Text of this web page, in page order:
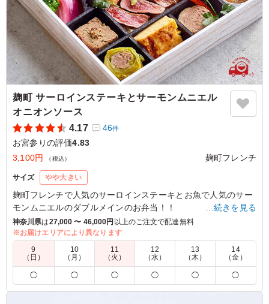
5.0
非常に華やかで、見た目でまず美味しいお料理です。大人
数でシェアしても十分な量で、老若男女皆んなで美味しく
いただけると思います。お寿司も勿論ですが、各種おかず
も一つ一つの仕事が丁寧にされており、お店でいただいて
いるお味がそのまま詰め込まれているようでした。30代の
夫婦と50-60代の親世代でいただきました。 皆大満足で、
またのお祝いの席ではまたお願いしたいと考えておりま
ご利用シーン： お祝い
神奈川県川崎市川崎区浜町
麹町 サーロインステーキとサーモンムニエル
オニオンソース
4.17
46件
お宮参りの評価4.83
3,100円
（税込） 麹町フレンチ
サイズ やや大きい
麹町フレンチで人気のサーロインステーキとお魚で人気のサー
モンムニエルのダブルメインのお弁当！！
たくさんの副菜・デザートも全て自家製で、コース料理をご堪
能頂けるような贅沢なお弁当です。
5.0
メインのステーキも大変美味しく、副菜も豊富で楽しみな
から美味しく頂きました。お弁当の大きさもちょうどよく
…続きを見る
神奈川県は27,000 〜 46,000円 以上のご注文で配達無料
※お届けエリアにより異なります
9
（日）
10
（月）
11
（火）
12
（水）
13
（木）
14
（金）
◯ ◯ ◯ ◯ ◯ ◯